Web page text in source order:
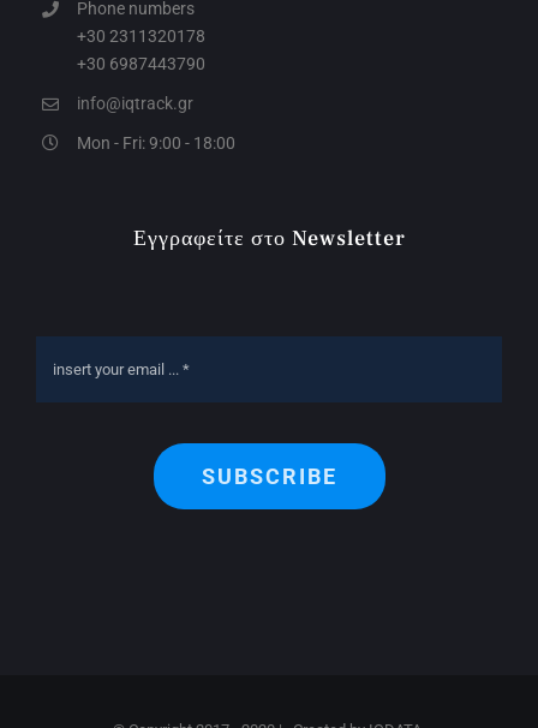
Phone numbers
+30 2311320178
+30 6987443790
info@iqtrack.gr
Mon - Fri: 9:00 - 18:00
Εγγραφείτε στο Newsletter
SUBSCRIBE